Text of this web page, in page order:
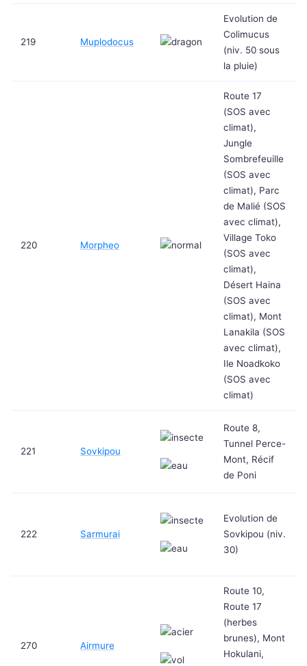
219 Muplodocus
Evolution de
Colimucus
(niv. 50 sous
la pluie)
220 Morpheo
Route 17
(SOS avec
climat),
Jungle
Sombrefeuille
(SOS avec
climat), Parc
de Malié (SOS
avec climat),
Village Toko
(SOS avec
climat),
Désert Haina
(SOS avec
climat), Mont
Lanakila (SOS
avec climat),
Ile Noadkoko
(SOS avec
climat)
221 Sovkipou
Route 8,
Tunnel Perce-
Mont, Récif
de Poni
222 Sarmurai
Evolution de
Sovkipou (niv.
30)
270 Airmure
Route 10,
Route 17
(herbes
brunes), Mont
Hokulani,